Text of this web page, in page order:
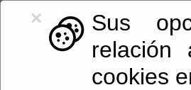
×
Sus
cookies